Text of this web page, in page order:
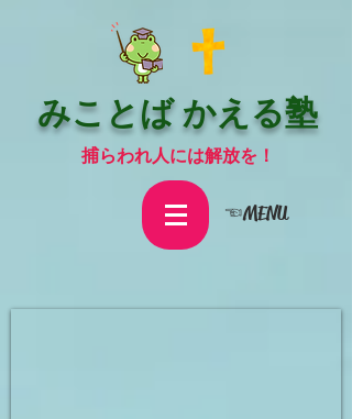
みことば かえる塾
捕らわれ人には解放を！
☜MENU